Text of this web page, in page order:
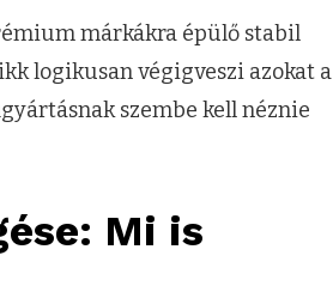
márkákra épülő stabil
logikusan végigveszi azokat a
szembe kell néznie
Mi is